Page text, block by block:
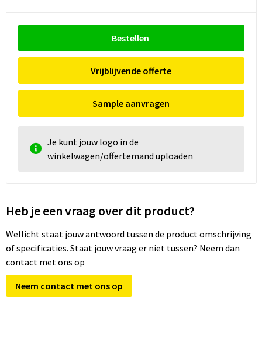
Bestellen
Vrijblijvende offerte
Sample aanvragen
Je kunt jouw logo in de
winkelwagen/offertemand uploaden
Heb je een vraag over dit product?
Wellicht staat jouw antwoord tussen de product omschrijving
of specificaties. Staat jouw vraag er niet tussen? Neem dan
contact met ons op
Neem contact met ons op